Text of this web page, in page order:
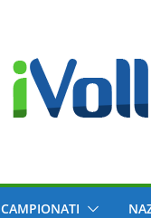
CAMPIONATI